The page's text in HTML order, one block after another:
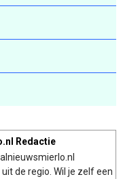
Redactie
de regio. Wil je zelf een